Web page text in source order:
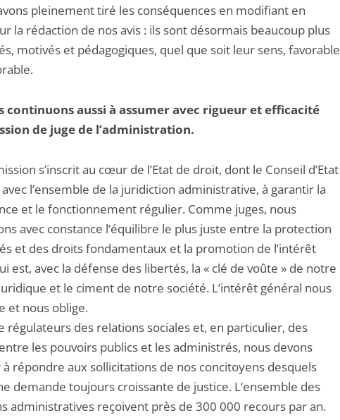
pleinement tiré les conséquences en modifiant en
la rédaction de nos avis : ils sont désormais beaucoup plus
motivés et pédagogiques, quel que soit leur sens, favorable
continuons aussi à assumer avec rigueur et efficacité
de juge de l’administration.
s’inscrit au cœur de l’Etat de droit, dont le Conseil d’Etat
avec l’ensemble de la juridiction administrative, à garantir la
et le fonctionnement régulier. Comme juges, nous
avec constance l’équilibre le plus juste entre la protection
et des droits fondamentaux et la promotion de l’intérêt
est, avec la défense des libertés, la « clé de voûte » de notre
et le ciment de notre société. L’intérêt général nous
et nous oblige.
régulateurs des relations sociales et, en particulier, des
les pouvoirs publics et les administrés, nous devons
répondre aux sollicitations de nos concitoyens desquels
demande toujours croissante de justice. L’ensemble des
administratives reçoivent près de 300 000 recours par an.